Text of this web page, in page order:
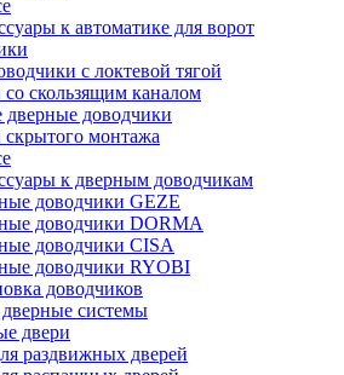
к автоматике для ворот
с локтевой тягой
скользящим каналом
доводчики
монтажа
к дверным доводчикам
доводчики GEZE
доводчики DORMA
доводчики CISA
доводчики RYOBI
доводчиков
системы
двери
раздвижных дверей